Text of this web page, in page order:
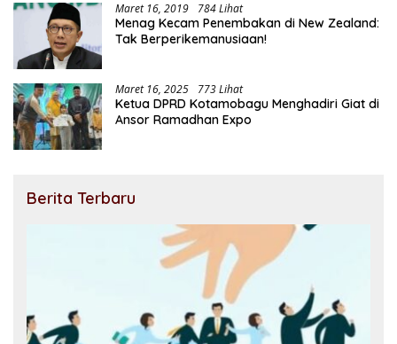
Maret 16, 2019 784 Lihat
Menag Kecam Penembakan di New Zealand:
Tak Berperikemanusiaan!
Maret 16, 2025 773 Lihat
Ketua DPRD Kotamobagu Menghadiri Giat di
Ansor Ramadhan Expo
Berita Terbaru